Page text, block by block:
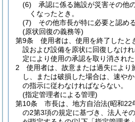
(6)
承認に係る施設が災害その他
くなったとき。
(7)
その他市長が特に必要と認める
(原状回復の義務等)
第9条
使用者は、使用を終了したと
設および設備を原状に回復しなけれ
定により使用の承認を取り消され
2
使用者は、故意または過失により
し、または破損した場合は、速や
の指示に従わなければならない。
(指定管理者による管理)
第10条
市長は、地方自治法(昭和22
の2第3項の規定に基づき、法人そ